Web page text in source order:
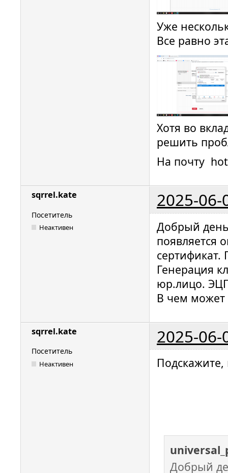
Уже
Все равно
Хотя во
решить
На почту
sqrrel.kate 2025-06-
Посетитель
Неактивен
Добрый
появляется
сертификат.
Генерация
юр.лицо.
В чем может
sqrrel.kate 2025-06-
Посетитель
Неактивен
Добрый